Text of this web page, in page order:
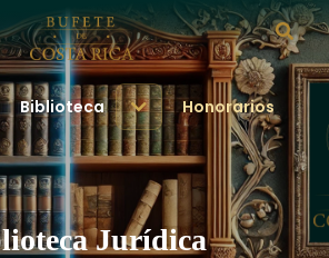
Biblioteca Honorarios
Jurídica